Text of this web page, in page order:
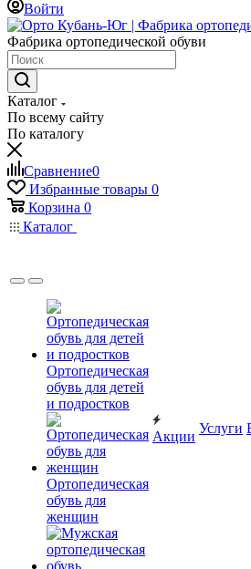
Войти
Фабрика ортопедической обуви
Каталог
По всему сайту
По каталогу
Сравнение0
Избранные товары 0
Корзина 0
Каталог
Ортопедическая
обувь для детей
и подростков
Ортопедическая
обувь для
женщин
Акции
Услуги